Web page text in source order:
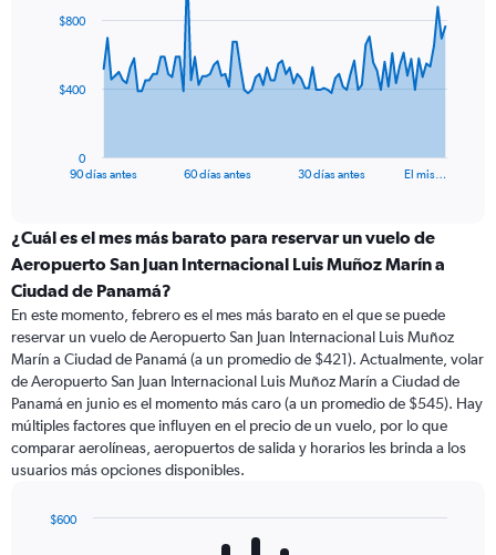
data
The
categories.
Range:
91
categories.
The
chart
has
1
Y
axis
displaying
values.
to
90 días antes 60 días antes 30 días antes El mis…
0
$400
$800
¿Cuál es el mes más barato para reservar un vuelo de
Aeropuerto San Juan Internacional Luis Muñoz Marín a
Ciudad de Panamá?
En este momento, febrero es el mes más barato en el que se puede
reservar un vuelo de Aeropuerto San Juan Internacional Luis Muñoz
Marín a Ciudad de Panamá (a un promedio de $421). Actualmente, volar
de Aeropuerto San Juan Internacional Luis Muñoz Marín a Ciudad de
Panamá en junio es el momento más caro (a un promedio de $545). Hay
múltiples factores que influyen en el precio de un vuelo, por lo que
comparar aerolíneas, aeropuertos de salida y horarios les brinda a los
usuarios más opciones disponibles.
$600